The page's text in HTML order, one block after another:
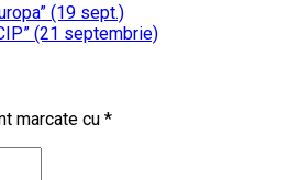
(19 sept.)
(21 septembrie)
marcate cu *